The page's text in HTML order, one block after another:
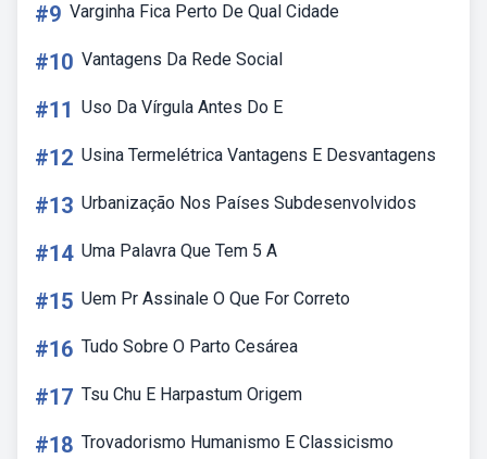
#9 Varginha Fica Perto De Qual Cidade
#10 Vantagens Da Rede Social
#11 Uso Da Vírgula Antes Do E
#12 Usina Termelétrica Vantagens E Desvantagens
#13 Urbanização Nos Países Subdesenvolvidos
#14 Uma Palavra Que Tem 5 A
#15 Uem Pr Assinale O Que For Correto
#16 Tudo Sobre O Parto Cesárea
#17 Tsu Chu E Harpastum Origem
#18 Trovadorismo Humanismo E Classicismo